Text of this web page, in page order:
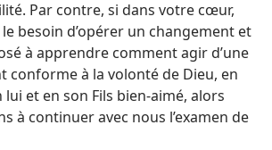
Par contre, si dans votre cœur,
besoin d’opérer un changement et
à apprendre comment agir d’une
conforme à la volonté de Dieu, en
et en son Fils bien-aimé, alors
à continuer avec nous l’examen de